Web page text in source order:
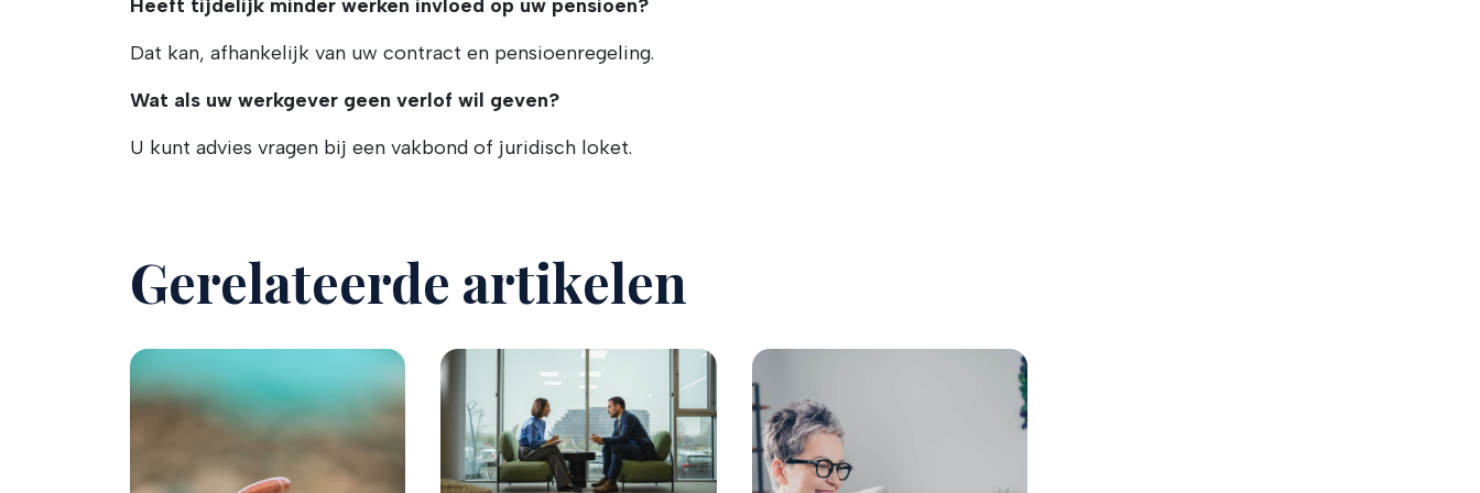
Heeft tijdelijk minder werken invloed op uw pensioen?
Dat kan, afhankelijk van uw contract en pensioenregeling.
Wat als uw werkgever geen verlof wil geven?
U kunt advies vragen bij een vakbond of juridisch loket.
Gerelateerde artikelen